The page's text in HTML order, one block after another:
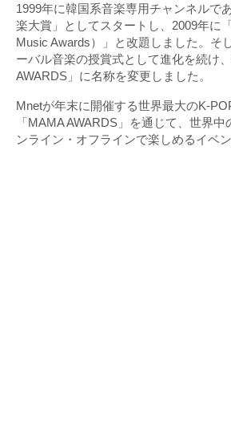
1999年に韓国系音楽専用チャンネルで
楽大賞」としてスタートし、2009年に
Music Awards）」と改題しました。そ
ーバル音楽の授賞式として進化を続け
AWARDS」に名称を変更しました。
Mnetが年末に開催する世界最大のK-
「MAMA AWARDS」を通じて、世界
ンライン・オフラインで楽しめるイベ